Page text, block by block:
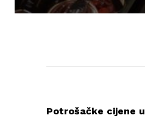
Potrošačke cijene